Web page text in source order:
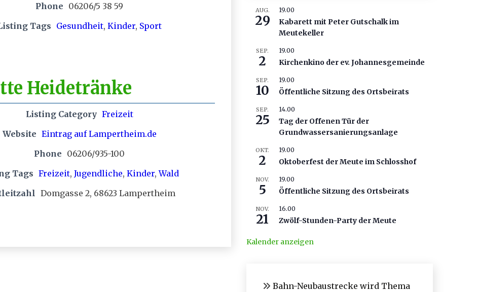
Phone 06206/5 38 59
Tags
Gesundheit, Kinder, Sport
Heidetränke
Listing Category Freizeit
Website Eintrag auf Lampertheim.de
Phone 06206/935-100
Tags Freizeit,Jugendliche,Kinder,Wald
Domgasse 2, 68623 Lampertheim
AUG.
29
19.00
Kabarett mit Peter Gutschalk im
Meutekeller
SEP.
2
19.00
Kirchenkino der ev. Johannesgemeinde
SEP.
10
19.00
Öffentliche Sitzung des Ortsbeirats
SEP.
25
14.00
Tag der Offenen Tür der
Grundwassersanierungsanlage
OKT.
2
19.00
Oktoberfest der Meute im Schlosshof
NOV.
5
19.00
Öffentliche Sitzung des Ortsbeirats
NOV.
21
16.00
Zwölf-Stunden-Party der Meute
Kalender anzeigen
Bahn-Neubaustrecke wird Thema